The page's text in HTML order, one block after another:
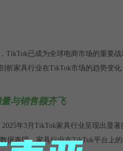
TikTok已成为全球电商市场的重要
析家具行业在TikTok市场的趋势变
与销售额齐飞
年3月TikTok家具行业呈现出显
据表明，家具行业在TikTok平台上